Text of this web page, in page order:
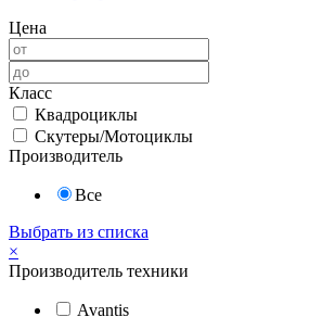
Цена
Класс
Квадроциклы
Скутеры/Мотоциклы
Производитель
Все
Выбрать из списка
×
Производитель техники
Avantis